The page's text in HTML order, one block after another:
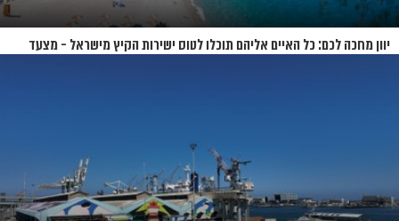
יוון מחכה לכם: כל האיים אליהם תוכלו לטוס ישירות הקיץ מישראל - מצעד